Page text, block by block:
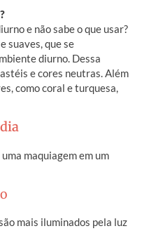
e não sabe o que usar?
suaves, que se
diurno. Dessa
e cores neutras. Além
como coral e turquesa,
maquiagem em um
mais iluminados pela luz